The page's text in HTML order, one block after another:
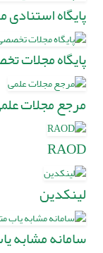
پایگاه استنادی
پایگاه مجلات
مرجع مجلات
RAOD
لینکدین
سامانه مشابه